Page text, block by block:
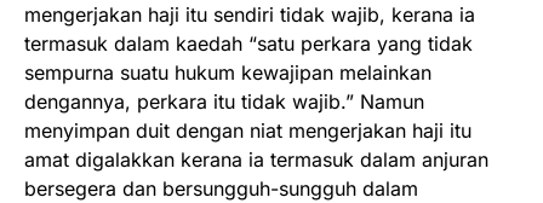
mengerjakan haji itu sendiri tidak wajib, kerana ia
termasuk dalam kaedah “satu perkara yang tidak
sempurna suatu hukum kewajipan melainkan
dengannya, perkara itu tidak wajib.” Namun
menyimpan duit dengan niat mengerjakan haji itu
amat digalakkan kerana ia termasuk dalam anjuran
bersegera dan bersungguh-sungguh dalam